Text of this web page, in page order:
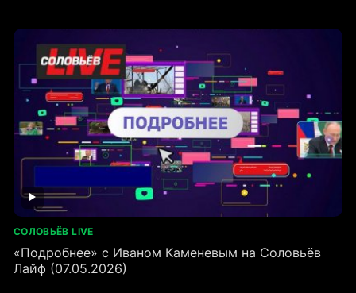
СОЛОВЬЁВ LIVE
«Подробнее» с Иваном Каменевым на Соловьёв
Лайф (07.05.2026)